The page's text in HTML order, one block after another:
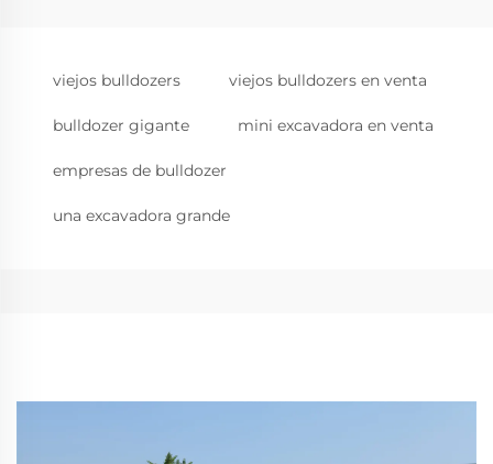
viejos bulldozers viejos bulldozers en venta
bulldozer gigante mini excavadora en venta
empresas de bulldozer
una excavadora grande